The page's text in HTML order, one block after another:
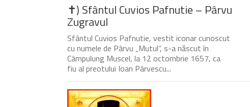
✝) Sfântul Cuvios Pafnutie – Pârvu
Zugravul
Sfântul Cuvios Pafnutie, vestit iconar cunoscut
cu numele de Pârvu „Mutul”, s-a născut în
Câmpulung Muscel, la 12 octombrie 1657, ca
fiu al preotului Ioan Pârvescu...